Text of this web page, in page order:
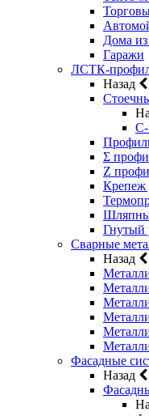
Дома
Гаражи
ЛСТК-
Назад
Σ
Z
Гнутый
Сварные
Назад
Фасадные
Назад